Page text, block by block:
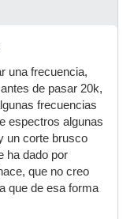
una frecuencia,
de pasar 20k,
frecuencias
espectros algunas
un corte brusco
ha dado por
que no creo
que de esa forma